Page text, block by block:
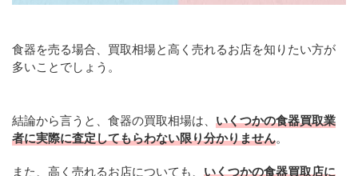
食器を売る場合、買取相場と高く売れるお店を知りたい方が
多いことでしょう。
結論から言うと、食器の買取相場は、 いくつかの食器買取業
者に実際に査定してもらわない限り分かりません。
また、高く売れるお店についても、 いくつかの食器買取店に